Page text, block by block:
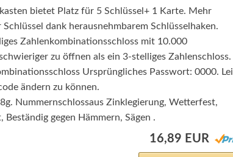
bietet Platz für 5 Schlüssel+ 1 Karte. Mehr
dank herausnehmbarem Schlüsselhaken.
Zahlenkombinationsschloss mit 10.000
zu öffnen als ein 3-stelliges Zahlenschloss.
Ursprüngliches Passwort: 0000.
ändern zu können.
Nummernschloss​aus Zinklegierung, Wetterfest,
gegen Hämmern, Sägen .
16,89 EUR